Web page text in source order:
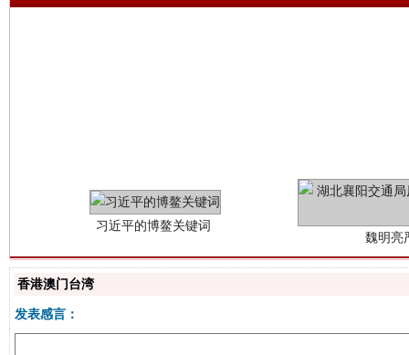
香港澳门台湾
发表感言：